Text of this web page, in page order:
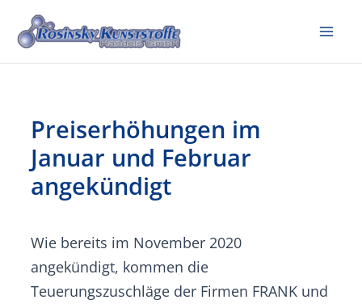
Inhalt
Preiserhöhungen im
Januar und Februar
angekündigt
Wie bereits im November 2020
angekündigt, kommen die
Teuerungszuschläge der Firmen FRANK und